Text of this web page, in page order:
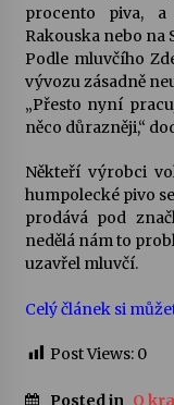
procento piva, a
Rakouska nebo na
Podle mluvčího
vývozu zásadně
„Přesto nyní
něco důrazněji,“
Někteří výrobci
humpolecké pivo
prodává pod
nedělá nám to
uzavřel mluvčí.
Celý článek si
Post Views: 0
Posted in O